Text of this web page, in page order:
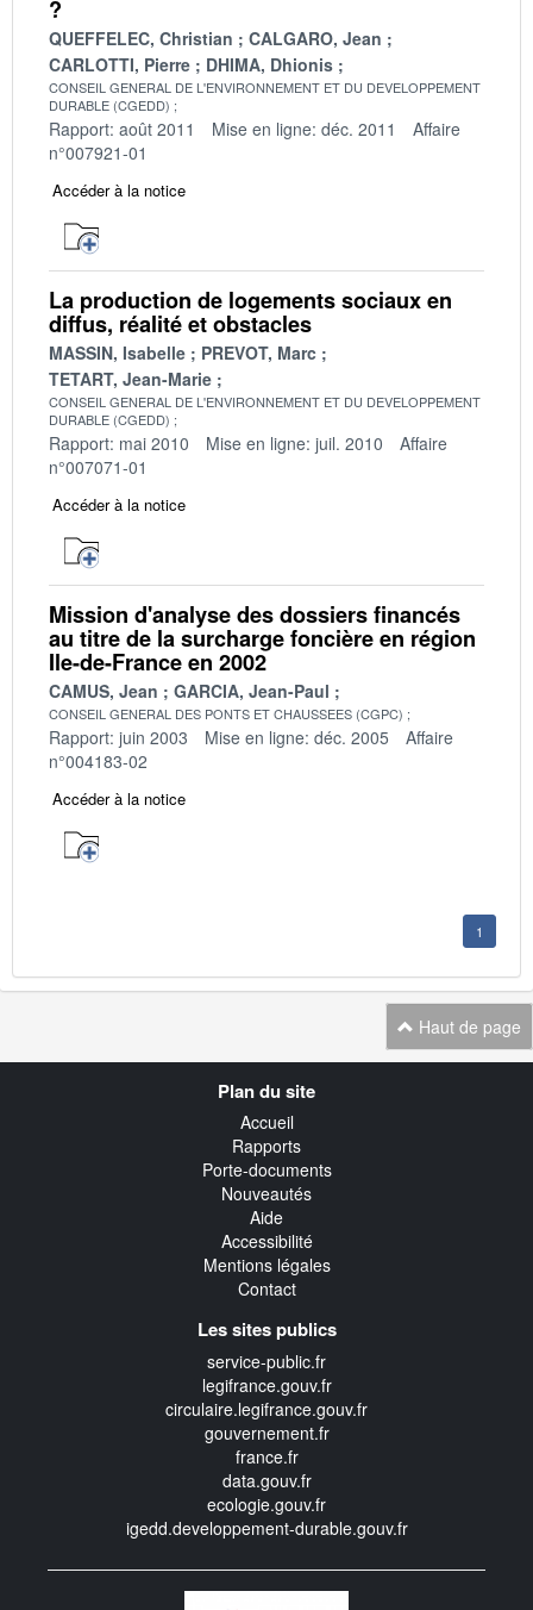
?
QUEFFELEC, Christian
CALGARO, Jean
CARLOTTI, Pierre
DHIMA, Dhionis
CONSEIL GENERAL DE L'ENVIRONNEMENT ET DU DEVELOPPEMENT
DURABLE (CGEDD)
Rapport: août 2011 Mise en ligne: déc. 2011
Affaire
n°007921-01
Accéder à la notice
La production de logements sociaux en
diffus, réalité et obstacles
MASSIN, Isabelle
PREVOT, Marc
TETART, Jean-Marie
CONSEIL GENERAL DE L'ENVIRONNEMENT ET DU DEVELOPPEMENT
DURABLE (CGEDD)
Rapport: mai 2010 Mise en ligne: juil. 2010
Affaire
n°007071-01
Accéder à la notice
Mission d'analyse des dossiers financés
au titre de la surcharge foncière en région
Ile-de-France en 2002
CAMUS, Jean GARCIA, Jean-Paul
CONSEIL GENERAL DES PONTS ET CHAUSSEES (CGPC)
Rapport: juin 2003 Mise en ligne: déc. 2005
Affaire
n°004183-02
Accéder à la notice
1
Haut de page
Plan du site
Accueil
Rapports
Porte-documents
Nouveautés
Aide
Accessibilité
Mentions légales
Contact
Les sites publics
service-public.fr
legifrance.gouv.fr
circulaire.legifrance.gouv.fr
gouvernement.fr
france.fr
data.gouv.fr
ecologie.gouv.fr
igedd.developpement-durable.gouv.fr